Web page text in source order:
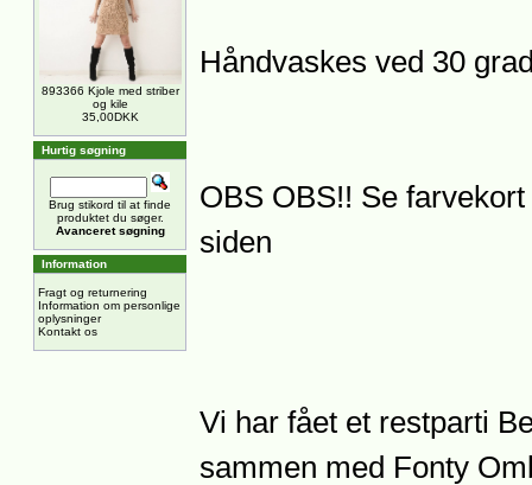
893366 Kjole med striber
og kile
35,00DKK
Hurtig søgning
Brug stikord til at finde
produktet du søger.
Avanceret søgning
Information
Fragt og returnering
Information om personlige
oplysninger
Kontakt os
Håndvaskes ved 30
OBS OBS!! Se
siden
Vi har fået et restparti
sammen med Fonty